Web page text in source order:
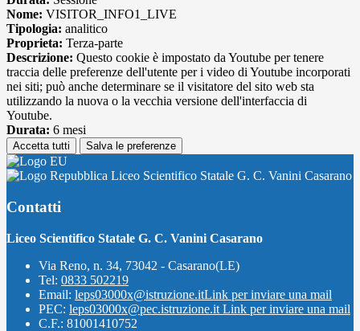
Nome: VISITOR_INFO1_LIVE
Tipologia: analitico
Proprieta: Terza-parte
Descrizione: Questo cookie è impostato da Youtube per tenere
traccia delle preferenze dell'utente per i video di Youtube incorporati
nei siti; può anche determinare se il visitatore del sito web sta
utilizzando la nuova o la vecchia versione dell'interfaccia di
Youtube.
Durata: 6 mesi
Accetta tutti Salva le preferenze
Liceo Scientifico Statale G. C. Vanini Casarano
Contatti
Liceo Scientifico Statale G. C. Vanini Casarano
Via Reno, n. 34, 73042 - Casarano(LE)
Tel: 0833 502219
Email: leps03000x@istruzione.itLink per inviare una mail
PEC: leps03000x@pec.istruzione.it Link per inviare una mail
C.F.: 81001410752